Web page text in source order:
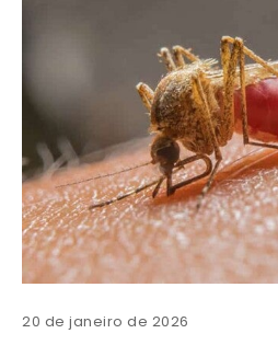
20 de janeiro de 2026